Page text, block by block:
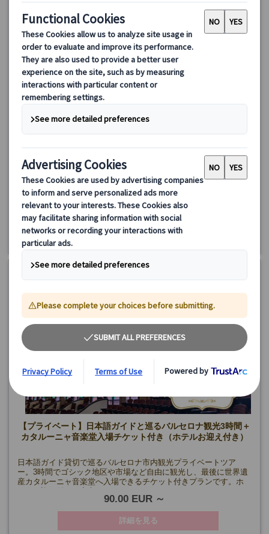
モンセラット観光午後ツアー（日本語観光ガイド付）
バルセロナ発・半日で楽しめるモンセラット観光！奇岩群の絶景
やスペイン二大聖地の1つモンセラット修道院を日本語観光ガイド
120.00 EUR
詳細を見る
《10月まで》月・水・金曜日
(5/25、6/24、9/11、10/12及び天候の都合により催行できない場
合を除く)
《11月～》※空席カレンダーをご覧ください
最小催行人数：
《10月まで》6名様
《11月～》4名様
催行確定
約4時間
【プライベート】日本語ガイドと巡るバルセロナ観光3時間＋
カタルーニャ音楽堂入場チケット付き（ホテルお迎え付き）
日本語ガイド貸切で巡るバルセロナ市内観光プライベートツア
ー。3時間でゴシック地区や市場など自由に観光し、最後に世界遺
産カタルーニャ音楽堂へ入場できるチケット付きプランです。ホ
90.00 EUR
詳細を見る